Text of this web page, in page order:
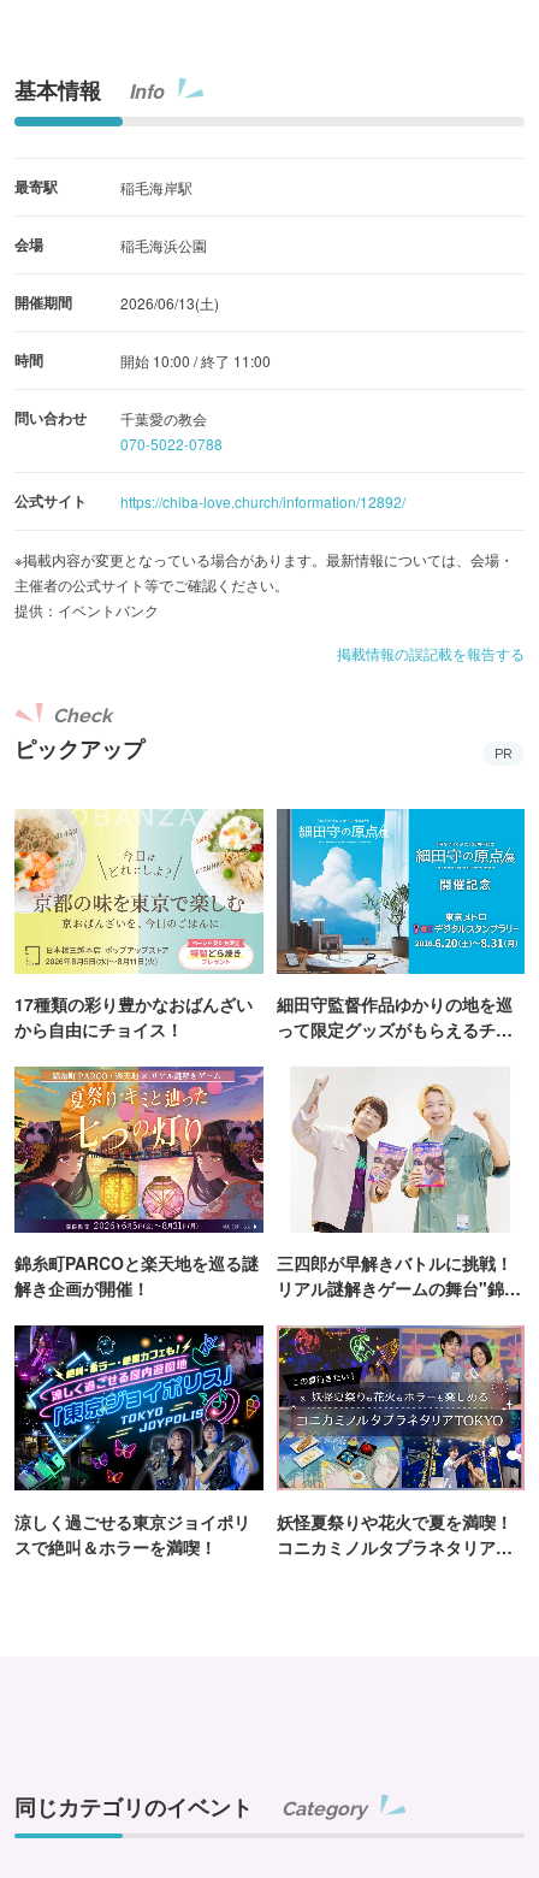
基本情報 Info
最寄駅 稲毛海岸駅
会場 稲毛海浜公園
開催期間 2026/06/13(土)
時間 開始 10:00 / 終了 11:00
問い合わせ
千葉愛の教会
070-5022-0788
公式サイト https://chiba-love.church/information/12892/
※掲載内容が変更となっている場合があります。最新情報については、会場・
主催者の公式サイト等でご確認ください。
提供：イベントバンク
掲載情報の誤記載を報告する
ピックアップ
Check
PR
17種類の彩り豊かなおばんざい
から自由にチョイス！
細田守監督作品ゆかりの地を巡
って限定グッズがもらえるチャ
錦糸町PARCOと楽天地を巡る謎
解き企画が開催！
三四郎が早解きバトルに挑戦！
リアル謎解きゲームの舞台"錦糸
涼しく過ごせる東京ジョイポリ
スで絶叫＆ホラーを満喫！
妖怪夏祭りや花火で夏を満喫！
コニカミノルタプラネタリア
同じカテゴリのイベント Category